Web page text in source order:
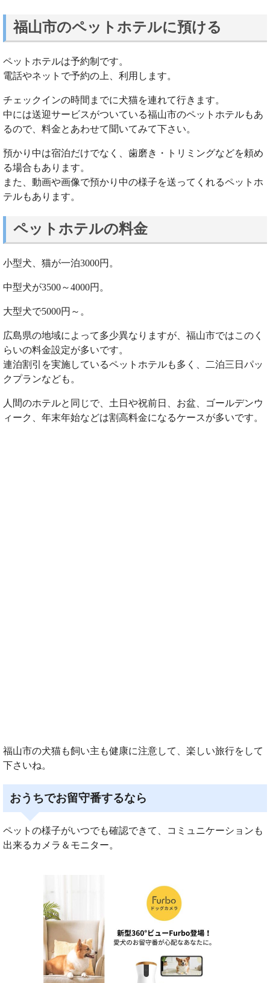
福山市のペットホテルに預ける
ペットホテルは予約制です。
電話やネットで予約の上、利用します。
チェックインの時間までに犬猫を連れて行きます。
中には送迎サービスがついている福山市のペットホテルもあ
るので、料金とあわせて聞いてみて下さい。
預かり中は宿泊だけでなく、歯磨き・トリミングなどを頼め
る場合もあります。
また、動画や画像で預かり中の様子を送ってくれるペットホ
テルもあります。
ペットホテルの料金
小型犬、猫が一泊3000円。
中型犬が3500～4000円。
大型犬で5000円～。
広島県の地域によって多少異なりますが、福山市ではこのく
らいの料金設定が多いです。
連泊割引を実施しているペットホテルも多く、二泊三日パッ
クプランなども。
人間のホテルと同じで、土日や祝前日、お盆、ゴールデンウ
ィーク、年末年始などは割高料金になるケースが多いです。
福山市の犬猫も飼い主も健康に注意して、楽しい旅行をして
下さいね。
おうちでお留守番するなら
ペットの様子がいつでも確認できて、コミュニケーションも
出来るカメラ＆モニター。